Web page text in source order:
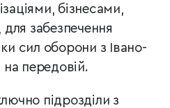
бізнесами,
забезпечення
сил оборони з Івано-
на передовій.
підрозділи з